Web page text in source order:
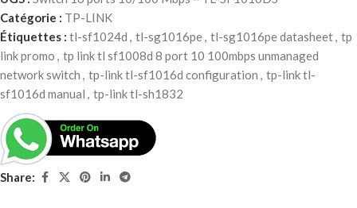
Catégorie : TP-LINK
Étiquettes : tl-sf1024d , tl-sg1016pe, tl-sg1016pe datasheet, tp
link promo , tp link tl sf1008d 8 port 10 100mbps unmanaged
network switch , tp-link tl-sf1016d configuration , tp-link tl-
sf1016d manual , tp-link tl-sh1832
Share: